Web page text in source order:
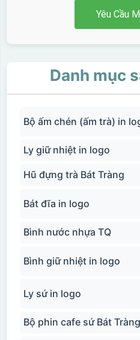
Yêu Cầu
Danh mục
Bộ ấm chén (ấm trà) in
Ly giữ nhiệt in logo
Hũ đựng trà Bát Tràng
Bát đĩa in logo
Bình nước nhựa TQ
Bình giữ nhiệt in logo
Ly sứ in logo
Bộ phin cafe sứ Bát Tràng